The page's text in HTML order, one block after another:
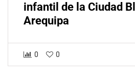
infantil de la Ciudad
Arequipa
0 0